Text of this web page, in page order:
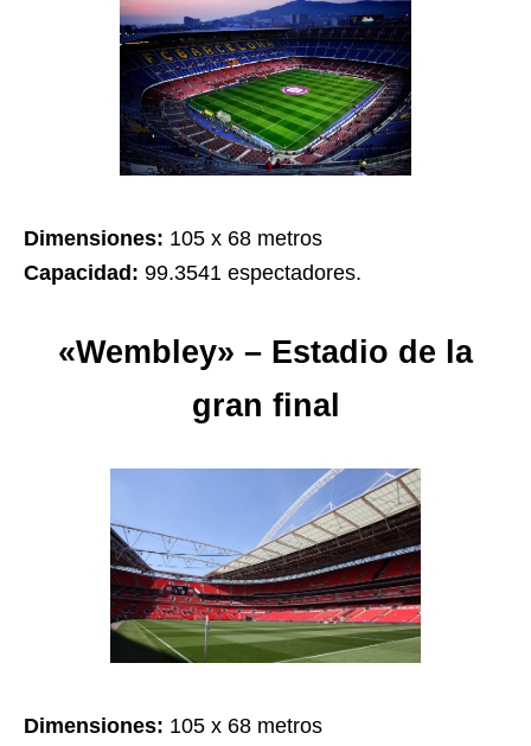
Dimensiones: 105 x 68 metros
Capacidad: 99.3541 espectadores.
«Wembley» – Estadio de la
gran final
Dimensiones: 105 x 68 metros